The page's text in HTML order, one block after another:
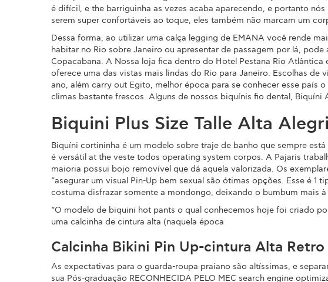
é difícil, e the barriguinha as vezes acaba aparecendo, e portanto
serem super confortáveis ao toque, eles também não marcam um
Dessa forma, ao utilizar uma calça legging de EMANA você rende
habitar no Rio sobre Janeiro ou apresentar de passagem por lá,
Copacabana. A Nossa loja fica dentro do Hotel Pestana Rio
oferece uma das vistas mais lindas do Rio para Janeiro. Escolhas de
ano, além carry out Egito, melhor época para se conhecer esse país
climas bastante frescos. Alguns de nossos biquínis fio dental,
Biquini Plus Size Talle Alta
Biquíni cortininha é um modelo sobre traje de banho que sempre
é versátil at the veste todos operating system corpos. A Pajaris
maioria possui bojo removível que dá aquela valorizada. Os
“asegurar um visual Pin-Up bem sexual são ótimas opções. Esse é
costuma disfrazar somente a mondongo, deixando o bumbum mais
“O modelo de biquini hot pants o qual conhecemos hoje foi criado
uma calcinha de cintura alta (naquela época
Calcinha Bikini Pin Up-cintura Alta
As expectativas para o guarda-roupa praiano são altíssimas, e
sua Pós-graduação RECONHECIDA PELO MEC search engine